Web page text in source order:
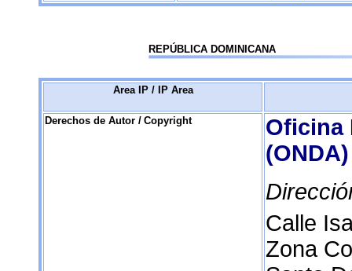
REPÚBLICA DOMINICANA
Area IP / IP Area
Derechos de Autor / Copyright
Oficina
(ONDA)
Calle
Zona